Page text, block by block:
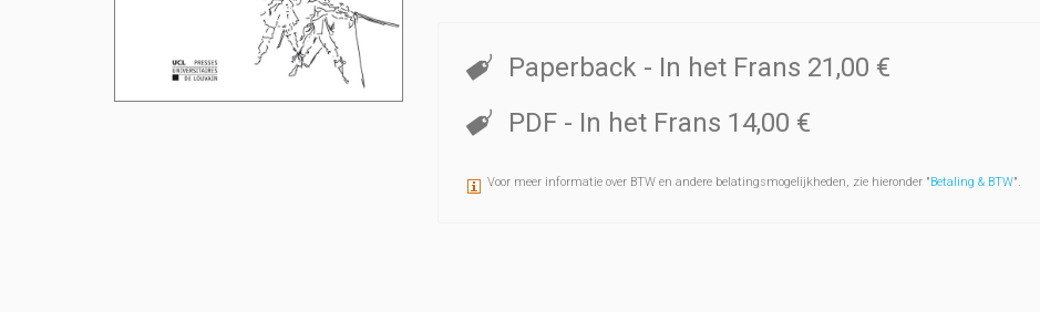
Paperback - In het Frans 21,00 €
PDF - In het Frans 14,00 €
Voor meer informatie over BTW en andere belatingsmogelijkheden, zie hieronder "Betaling & BTW".